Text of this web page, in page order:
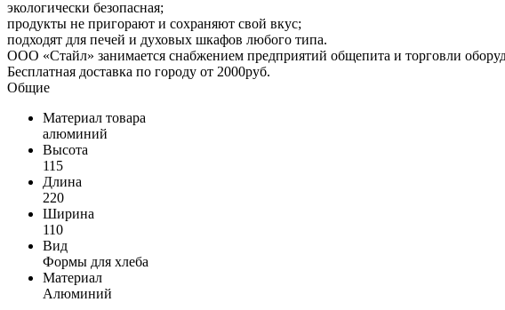
экологически безопасная;
продукты не пригорают и сохраняют свой вкус;
подходят для печей и духовых шкафов любого типа.
ООО «Стайл» занимается снабжением предприятий общепита и торговли
Бесплатная доставка по городу от 2000руб.
Общие
Материал товара
алюминий
Высота
115
Длина
220
Ширина
110
Вид
Формы для хлеба
Материал
Алюминий